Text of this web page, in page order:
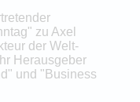
zu Axel
der Welt-
Herausgeber
und "Business